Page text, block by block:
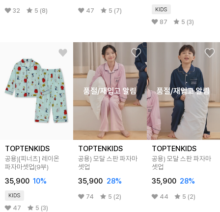
32 5 (8) 47 5 (7) KIDS
87 5 (3)
TOPTENKIDS
공용)[피너츠] 레이온
파자마셋업(9부)
35,900 10%
KIDS
47 5 (3)
품절/재입고 알림
TOPTENKIDS
공용) 모달 스판 파자마
셋업
35,900 28%
74 5 (2)
품절/재입고 알림
TOPTENKIDS
공용) 모달 스판 파자마
셋업
35,900 28%
44 5 (2)